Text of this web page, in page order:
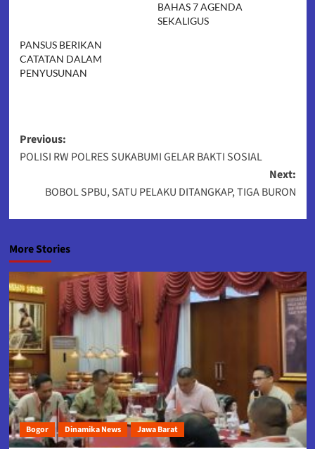
BAHAS 7 AGENDA
SEKALIGUS
PANSUS BERIKAN
CATATAN DALAM
PENYUSUNAN
Post
navigation
Previous:
POLISI RW POLRES SUKABUMI GELAR BAKTI SOSIAL
Next:
BOBOL SPBU, SATU PELAKU DITANGKAP, TIGA BURON
More Stories
Bogor Dinamika News Jawa Barat